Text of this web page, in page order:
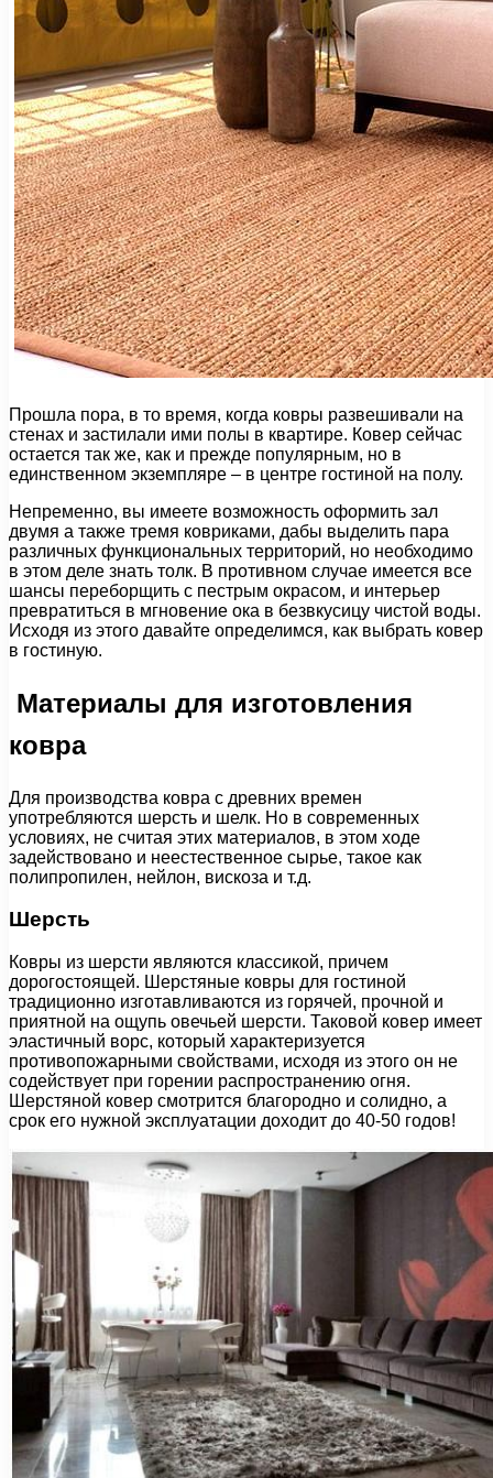
Прошла пора, в то время, когда ковры развешивали на
стенах и застилали ими полы в квартире. Ковер сейчас
остается так же, как и прежде популярным, но в
единственном экземпляре – в центре гостиной на полу.
Непременно, вы имеете возможность оформить зал
двумя а также тремя ковриками, дабы выделить пара
различных функциональных территорий, но необходимо
в этом деле знать толк. В противном случае имеется все
шансы переборщить с пестрым окрасом, и интерьер
превратиться в мгновение ока в безвкусицу чистой воды.
Исходя из этого давайте определимся, как выбрать ковер
в гостиную.
Материалы для изготовления
ковра
Для производства ковра с древних времен
употребляются шерсть и шелк. Но в современных
условиях, не считая этих материалов, в этом ходе
задействовано и неестественное сырье, такое как
полипропилен, нейлон, вискоза и т.д.
Шерсть
Ковры из шерсти являются классикой, причем
дорогостоящей. Шерстяные ковры для гостиной
традиционно изготавливаются из горячей, прочной и
приятной на ощупь овечьей шерсти. Таковой ковер имеет
эластичный ворс, который характеризуется
противопожарными свойствами, исходя из этого он не
содействует при горении распространению огня.
Шерстяной ковер смотрится благородно и солидно, а
срок его нужной эксплуатации доходит до 40-50 годов!